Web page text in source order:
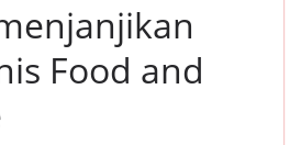
Food and